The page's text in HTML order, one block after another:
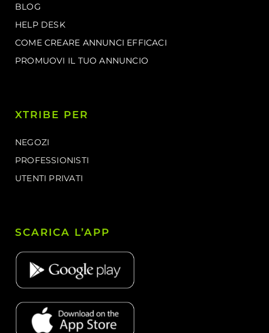
BLOG
HELP DESK
COME CREARE ANNUNCI EFFICACI
PROMUOVI IL TUO ANNUNCIO
XTRIBE PER
NEGOZI
PROFESSIONISTI
UTENTI PRIVATI
SCARICA L’APP